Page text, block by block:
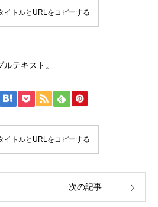
イトルとURLをコピーする
テキスト。
イトルとURLをコピーする
次の記事